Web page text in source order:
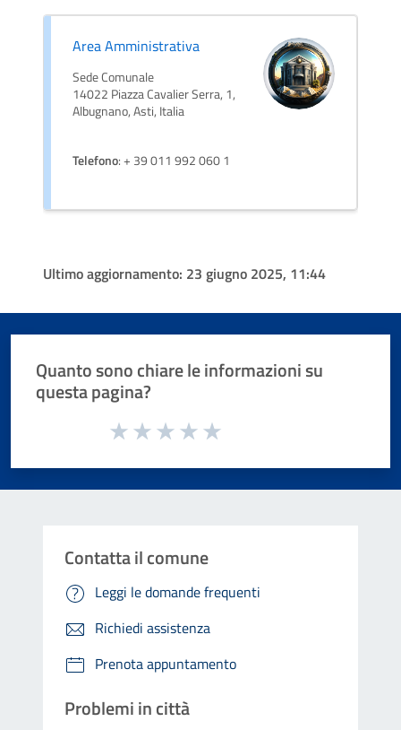
Area Amministrativa
Sede Comunale
14022 Piazza Cavalier Serra, 1,
Albugnano, Asti, Italia
Telefono: + 39 011 992 060 1
Ultimo aggiornamento: 23 giugno 2025, 11:44
Quanto sono chiare le informazioni su
questa pagina?
Valuta da 1 a 5 stelle la pagina
Contatta il comune
Leggi le domande frequenti
Richiedi assistenza
Prenota appuntamento
Problemi in città